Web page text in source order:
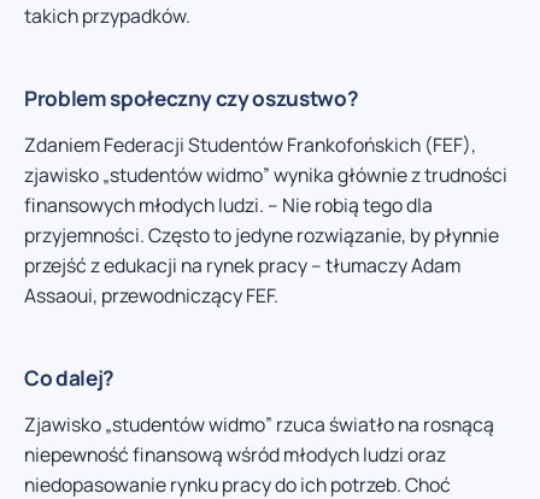
takich przypadków.
Problem społeczny czy oszustwo?
Zdaniem Federacji Studentów Frankofońskich (FEF),
zjawisko „studentów widmo” wynika głównie z trudności
finansowych młodych ludzi. – Nie robią tego dla
przyjemności. Często to jedyne rozwiązanie, by płynnie
przejść z edukacji na rynek pracy – tłumaczy Adam
Assaoui, przewodniczący FEF.
Co dalej?
Zjawisko „studentów widmo” rzuca światło na rosnącą
niepewność finansową wśród młodych ludzi oraz
niedopasowanie rynku pracy do ich potrzeb. Choć